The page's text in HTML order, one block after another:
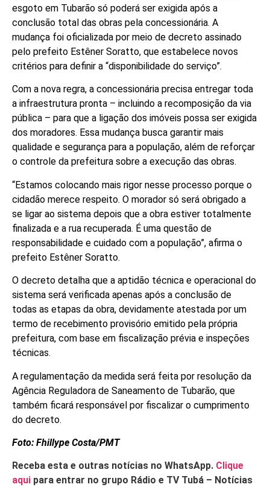
esgoto em Tubarão só poderá ser exigida após a
conclusão total das obras pela concessionária. A
mudança foi oficializada por meio de decreto assinado
pelo prefeito Estêner Soratto, que estabelece novos
critérios para definir a “disponibilidade do serviço”.
Com a nova regra, a concessionária precisa entregar toda
a infraestrutura pronta – incluindo a recomposição da via
pública – para que a ligação dos imóveis possa ser exigida
dos moradores. Essa mudança busca garantir mais
qualidade e segurança para a população, além de reforçar
o controle da prefeitura sobre a execução das obras.
“Estamos colocando mais rigor nesse processo porque o
cidadão merece respeito. O morador só será obrigado a
se ligar ao sistema depois que a obra estiver totalmente
finalizada e a rua recuperada. É uma questão de
responsabilidade e cuidado com a população”, afirma o
prefeito Estêner Soratto.
O decreto detalha que a aptidão técnica e operacional do
sistema será verificada apenas após a conclusão de
todas as etapas da obra, devidamente atestada por um
termo de recebimento provisório emitido pela própria
prefeitura, com base em fiscalização prévia e inspeções
técnicas.
A regulamentação da medida será feita por resolução da
Agência Reguladora de Saneamento de Tubarão, que
também ficará responsável por fiscalizar o cumprimento
do decreto.
Foto: Fhillype Costa/PMT
Receba esta e outras notícias no WhatsApp. Clique
aqui para entrar no grupo Rádio e TV Tubá – Notícias